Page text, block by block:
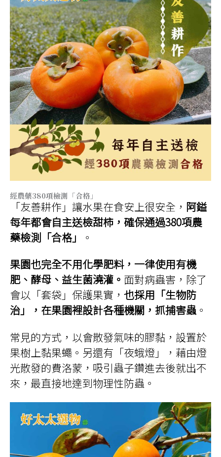
經農藥380項檢測「合格」
「友善耕作」讓水果在食安上很安全， 阿鎰
每年都會自主送檢甜柿，確保通過380項農
藥檢測「合格」
。
果園也完全不用化學肥料，一律使用有機
肥、酵母、益生菌澆灌。 面對病蟲害，除了
會以「套袋」保護果實， 也採用「生物防
治」，在果園裡設計各種機關，抓捕害蟲 。
常見的方式，以會散發氣味的膠黏，設置於
果樹上黏果蠅。另還有「夜蛾燈」，藉由燈
光散發的費洛蒙，吸引蟲子鑽進去後就出不
來，最直接地達到物理性防蟲。